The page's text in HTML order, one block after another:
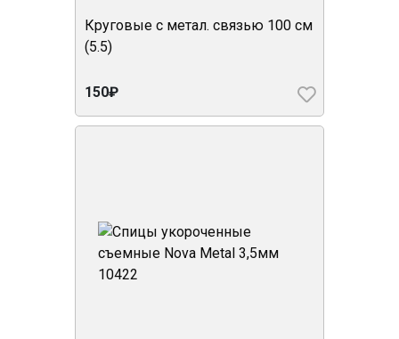
Круговые с метал. связью 100 см
(5.5)
150₽